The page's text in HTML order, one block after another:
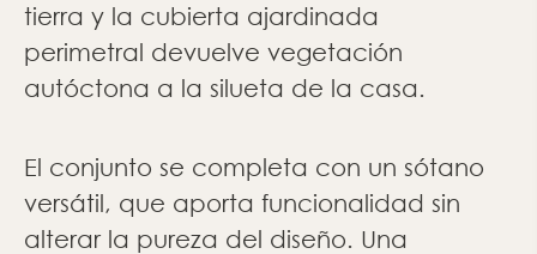
tierra y la cubierta ajardinada
perimetral devuelve vegetación
autóctona a la silueta de la casa.
El conjunto se completa con un sótano
versátil, que aporta funcionalidad sin
alterar la pureza del diseño. Una